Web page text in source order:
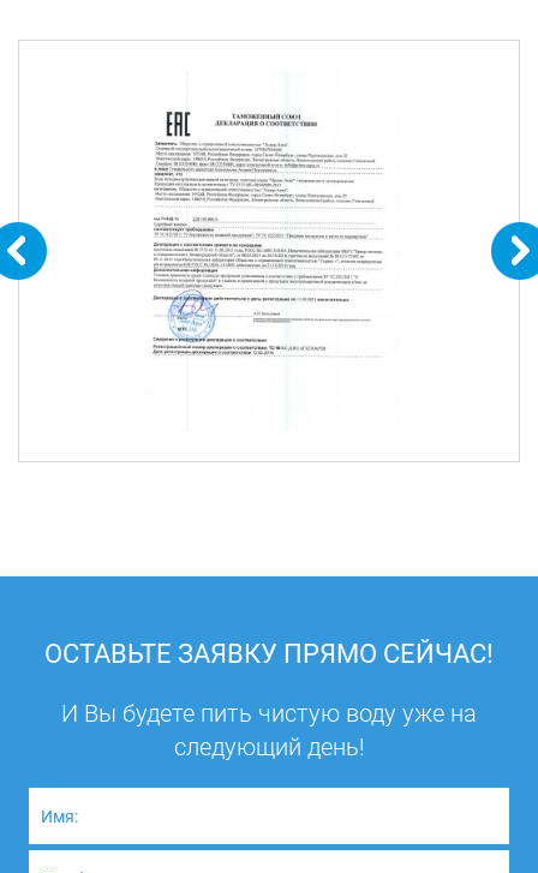
ОСТАВЬТЕ ЗАЯВКУ ПРЯМО СЕЙЧАС!
И Вы будете пить чистую воду уже на
следующий день!